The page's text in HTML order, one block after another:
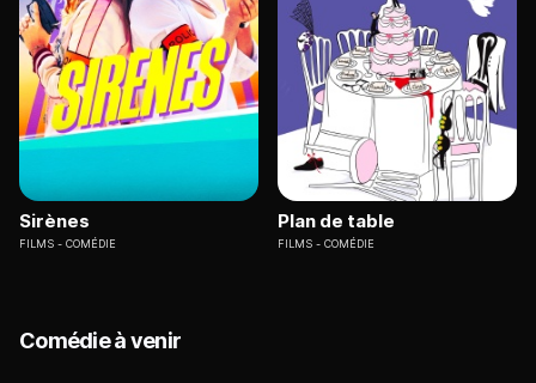
Sirènes
FILMS COMÉDIE
Plan de table
FILMS COMÉDIE
Comédie à venir